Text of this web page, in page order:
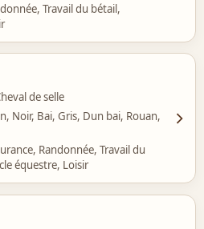
Travail du bétail,
de selle
Noir, Bai, Gris, Dun bai, Rouan,
Randonnée, Travail du
équestre, Loisir